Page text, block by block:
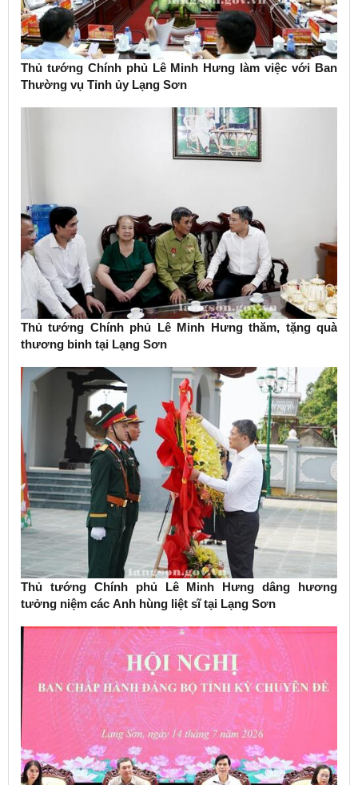
Thủ tướng Chính phủ Lê Minh Hưng làm việc với Ban
Thường vụ Tỉnh ủy Lạng Sơn
Thủ tướng Chính phủ Lê Minh Hưng thăm, tặng quà
thương binh tại Lạng Sơn
Thủ tướng Chính phủ Lê Minh Hưng dâng hương
tưởng niệm các Anh hùng liệt sĩ tại Lạng Sơn